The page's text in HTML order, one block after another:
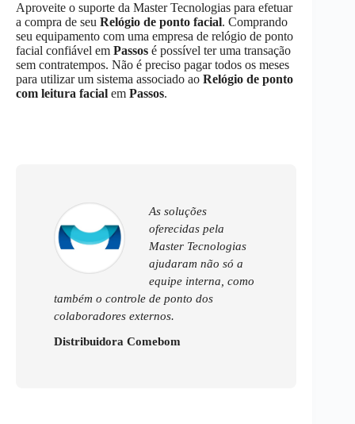
Aproveite o suporte da Master Tecnologias para efetuar
a compra de seu Relógio de ponto facial. Comprando
seu equipamento com uma empresa de relógio de ponto
facial confiável em Passos é possível ter uma transação
sem contratempos. Não é preciso pagar todos os meses
para utilizar um sistema associado ao Relógio de ponto
com leitura facial em Passos.
As soluções
oferecidas pela
Master Tecnologias
ajudaram não só a
equipe interna, como
também o controle de ponto dos
colaboradores externos.
Distribuidora Comebom